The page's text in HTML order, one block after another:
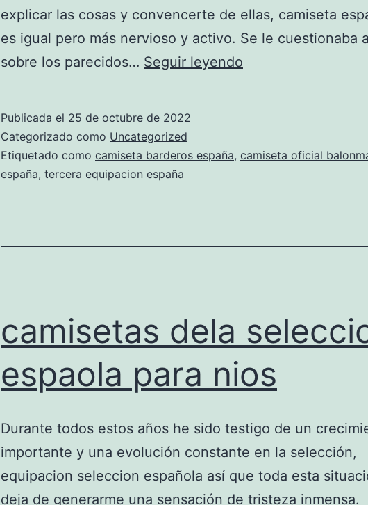
explicar las cosas y convencerte de ellas, camiseta
es igual pero más nervioso y activo. Se le cuestionaba
sobre los parecidos… Seguir leyendo
Publicada el 25 de octubre de 2022
Categorizado como Uncategorized
Etiquetado como camiseta barderos españa, camiseta oficial
españa, tercera equipacion españa
camisetas dela
espaola para nios
Durante todos estos años he sido testigo de un
importante y una evolución constante en la selección,
equipacion seleccion española así que toda esta
deja de generarme una sensación de tristeza inmensa.